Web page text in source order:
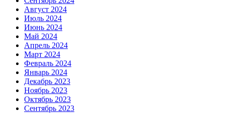
Август 2024
Июль 2024
Июнь 2024
Май 2024
Апрель 2024
Март 2024
Февраль 2024
Январь 2024
Декабрь 2023
Ноябрь 2023
Октябрь 2023
Сентябрь 2023